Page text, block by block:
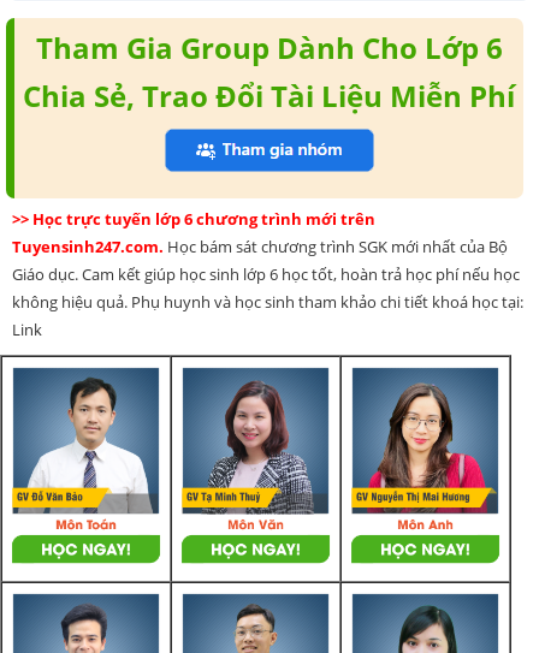
Tham Gia Group Dành Cho Lớp 6
Chia Sẻ, Trao Đổi Tài Liệu Miễn Phí
>> Học trực tuyến lớp 6 chương trình mới trên
Tuyensinh247.com. Học bám sát chương trình SGK mới nhất của Bộ
Giáo dục. Cam kết giúp học sinh lớp 6 học tốt, hoàn trả học phí nếu học
không hiệu quả. Phụ huynh và học sinh tham khảo chi tiết khoá học tại:
Link